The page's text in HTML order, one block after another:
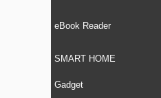
eBook Reader
SMART HOME
Gadget